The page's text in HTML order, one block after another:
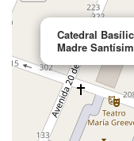
Catedral
Madre